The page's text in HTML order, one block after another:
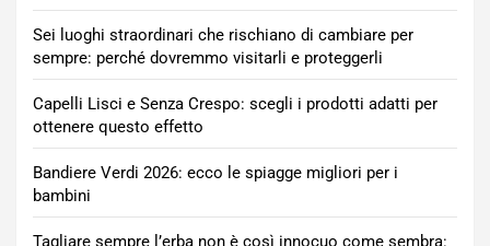
Sei luoghi straordinari che rischiano di cambiare per
sempre: perché dovremmo visitarli e proteggerli
Capelli Lisci e Senza Crespo: scegli i prodotti adatti per
ottenere questo effetto
Bandiere Verdi 2026: ecco le spiagge migliori per i
bambini
Tagliare sempre l’erba non è così innocuo come sembra: